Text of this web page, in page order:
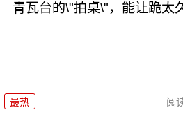
青瓦台的\"拍桌\"，能让跪太
最热 阅